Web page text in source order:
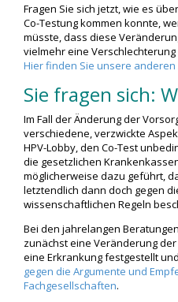
Fragen Sie sich jetzt, wie es
Co-Testung kommen konnte,
müsste, dass diese
vielmehr eine
Hier finden Sie unsere anderen
Sie fragen sich:
Im Fall der Änderung der
verschiedene, verzwickte
HPV-Lobby, den Co-Test
die gesetzlichen
möglicherweise dazu geführt,
letztendlich dann doch gegen
wissenschaftlichen Regeln
Bei den jahrelangen
zunächst eine Veränderung
eine Erkrankung festgestellt
gegen die Argumente und
Fachgesellschaften.